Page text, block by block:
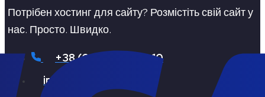
Потрібен хостинг для сайту? Розмістіть свій сайт у
нас. Просто. Швидко.
+38 (096) 444 99 10
info@niwox.com